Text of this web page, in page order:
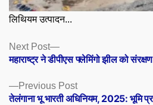
लिथियम उत्पादन...
Posts
navigation
Previous PostPrevious
post:
तेलंगाना भू भारती अधिनियम, 2025: भूमि
Next Post
Next
post:
महाराष्ट्र ने डीपीएस फ्लेमिंगो झील को संरक्षण